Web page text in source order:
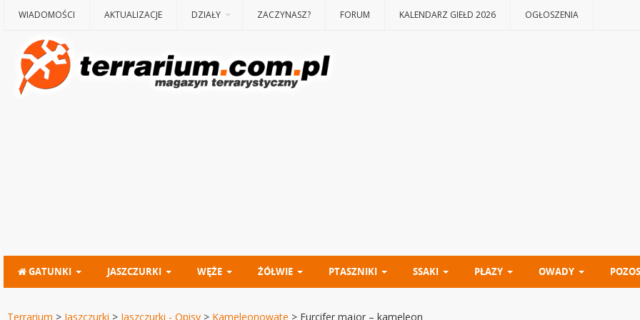
WIADOMOŚCI AKTUALIZACJE DZIAŁY ZACZYNASZ? FORUM KALENDARZ GIEŁD 2026 OGŁOSZENIA
GATUNKI JASZCZURKI WĘŻE ŻÓŁWIE PTASZNIKI SSAKI PŁAZY OWADY
Terrarium > Jaszczurki > Jaszczurki - Opisy > Kameleonowate > Furcifer major – kameleon